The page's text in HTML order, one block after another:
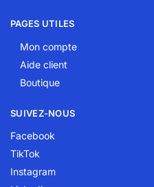
PAGES UTILES
Mon compte
Aide client
Boutique
SUIVEZ-NOUS
Facebook
TikTok
Instagram